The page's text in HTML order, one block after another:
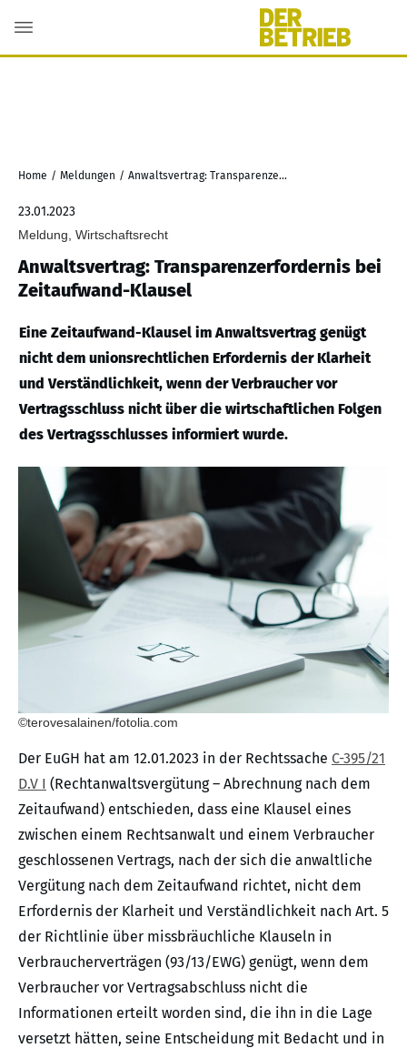
Home / Meldungen / Anwaltsvertrag: Transparenzerfordernis bei Zeitaufwand-Klausel
23.01.2023
Meldung, Wirtschaftsrecht
Anwaltsvertrag: Transparenzerfordernis bei
Zeitaufwand-Klausel
Eine Zeitaufwand-Klausel im Anwaltsvertrag genügt
nicht dem unionsrechtlichen Erfordernis der Klarheit
und Verständlichkeit, wenn der Verbraucher vor
Vertragsschluss nicht über die wirtschaftlichen Folgen
des Vertragsschlusses informiert wurde.
©terovesalainen/fotolia.com
Der EuGH hat am 12.01.2023 in der Rechtssache C-395/21
D.V I (Rechtanwaltsvergütung – Abrechnung nach dem
Zeitaufwand) entschieden, dass eine Klausel eines
zwischen einem Rechtsanwalt und einem Verbraucher
geschlossenen Vertrags, nach der sich die anwaltliche
Vergütung nach dem Zeitaufwand richtet, nicht dem
Erfordernis der Klarheit und Verständlichkeit nach Art. 5
der Richtlinie über missbräuchliche Klauseln in
Verbraucherverträgen (93/13/EWG) genügt, wenn dem
Verbraucher vor Vertragsabschluss nicht die
Informationen erteilt worden sind, die ihn in die Lage
versetzt hätten, seine Entscheidung mit Bedacht und in